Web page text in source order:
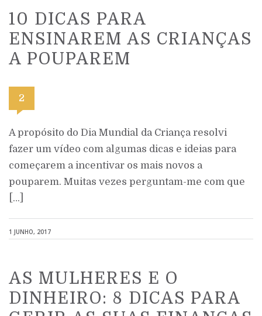
10 DICAS PARA
ENSINAREM AS CRIANÇAS
A POUPAREM
2
A propósito do Dia Mundial da Criança resolvi
fazer um vídeo com algumas dicas e ideias para
começarem a incentivar os mais novos a
pouparem. Muitas vezes perguntam-me com que
[…]
1 JUNHO, 2017
AS MULHERES E O
DINHEIRO: 8 DICAS PARA